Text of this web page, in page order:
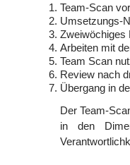
Team-Scan
Umsetzungs-
Zweiwöchiges
Arbeiten mit
Team Scan
Review nach
Übergang in
Der Team-
in den